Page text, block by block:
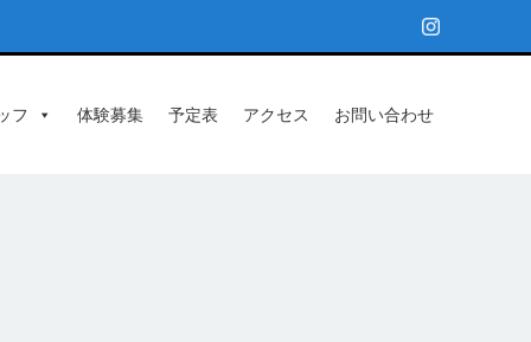
フ 体験募集 予定表 アクセス お問い合わせ